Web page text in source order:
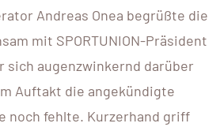
Andreas Onea begrüßte die
mit SPORTUNION-Präsident
sich augenzwinkernd darüber
Auftakt die angekündigte
noch fehlte. Kurzerhand griff